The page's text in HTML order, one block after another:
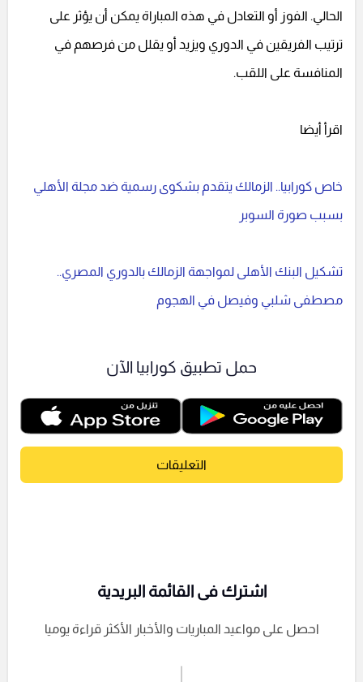
الحالي. الفوز أو التعادل في هذه المباراة يمكن أن يؤثر على
ترتيب الفريقين في الدوري ويزيد أو يقلل من فرصهم في
المنافسة على اللقب.
اقرأ أيضا
خاص كورابيا.. الزمالك يتقدم بشكوى رسمية ضد مجلة الأهلي
بسبب صورة السوبر
تشكيل البنك الأهلى لمواجهة الزمالك بالدوري المصري..
مصطفى شلبي وفيصل في الهجوم
حمل تطبيق كورابيا الآن
التعليقات
اشترك فى القائمة البريدية
احصل على مواعيد المباريات والأخبار الأكثر قراءة يوميا